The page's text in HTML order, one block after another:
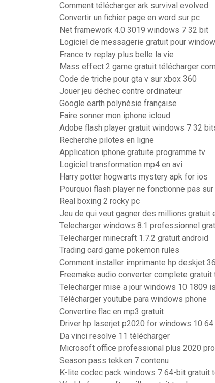
Comment télécharger ark survival evolved
Convertir un fichier page en word sur pc
Net framework 4.0 3019 windows 7 32 bit
Logiciel de messagerie gratuit pour
France tv replay plus belle la vie
Mass effect 2 game gratuit télécharger
Code de triche pour gta v sur xbox 360
Jouer jeu déchec contre ordinateur
Google earth polynésie française
Faire sonner mon iphone icloud
Adobe flash player gratuit windows 7 32
Recherche pilotes en ligne
Application iphone gratuite programme tv
Logiciel transformation mp4 en avi
Harry potter hogwarts mystery apk for ios
Pourquoi flash player ne fonctionne pas sur
Real boxing 2 rocky pc
Jeu de qui veut gagner des millions gratuit
Telecharger windows 8.1 professionnel
Telecharger minecraft 1.7.2 gratuit android
Trading card game pokemon rules
Comment installer imprimante hp deskjet
Freemake audio converter complete gratuit
Telecharger mise a jour windows 10 1809
Télécharger youtube para windows phone
Convertire flac en mp3 gratuit
Driver hp laserjet p2020 for windows 10
Da vinci resolve 11 télécharger
Microsoft office professional plus 2020
Season pass tekken 7 contenu
K-lite codec pack windows 7 64-bit gratuit